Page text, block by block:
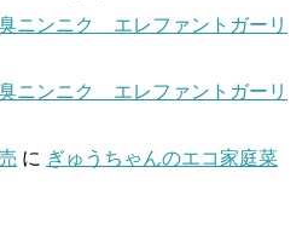
ニンニク エレファントガーリ
ニンニク エレファントガーリ
に ぎゅうちゃんのエコ家庭菜